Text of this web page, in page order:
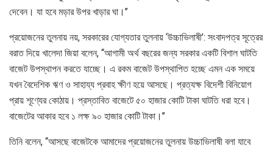
দেবেন। যা হবে মড়ার উপর খাড়ার ঘা।’’
প্রয়োজনের তুলনায় নয়, সরকারের যোগ্যতার তুলনায় ‘উচ্চাভিলাষী’: সংবাদপত্র সূত্রের
বরাত দিয়ে খালেদা জিয়া বলেন, ‘‘আগামী অর্থ বছরের জন্য সরকার একটি বিশাল ঘাটতি
বাজেট উপস্থাপন করতে যাচ্ছে। এ রকম বাজেট উপস্থাপিত হচ্ছে এমন এক সময়ে
যখন বৈদেশিক ঋণ ও সাহায্য প্রবাহ ক্ষীণ হয়ে আসছে। প্রত্যক্ষ বিদেশী বিনিয়োগ
প্রায় শূণ্যের কোঠায়। প্রস্তাবিত বাজেটে ৫০ হাজার কোটি টাকা ঘাটতি ধরা হবে।
বাজেটের আকার হবে ১ লক্ষ ৯০ হাজার কোটি টাকা।’’
তিনি বলেন, ‘‘আসছে বাজেটকে আমাদের প্রয়োজনের তুলনায় উচ্চাভিলাষী বলা যাবে